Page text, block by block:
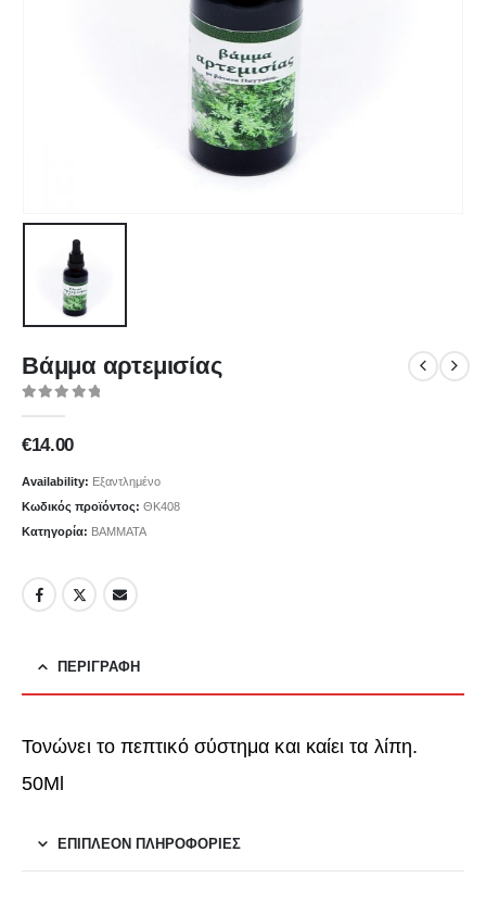
Βάμμα αρτεμισίας
€14.00
Availability: Εξαντλημένο
Κωδικός προϊόντος: ΘΚ408
Κατηγορία: ΒΑΜΜΑΤΑ
ΠΕΡΙΓΡΑΦΉ
Τονώνει το πεπτικό σύστημα και καίει τα λίπη.
50Ml
ΕΠΙΠΛΈΟΝ ΠΛΗΡΟΦΟΡΊΕΣ